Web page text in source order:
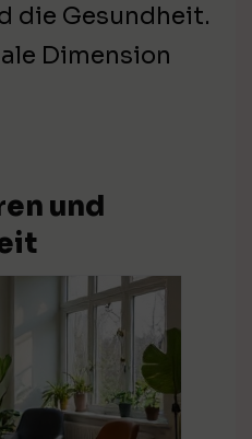
die Gesundheit.
Dimension
und